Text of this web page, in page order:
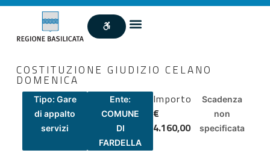
COSTITUZIONE GIUDIZIO CELANO
DOMENICA
Tipo: Gare
di appalto
servizi
Ente:
COMUNE
DI
FARDELLA
Importo
€
4.160,00
Scadenza
non
specificata